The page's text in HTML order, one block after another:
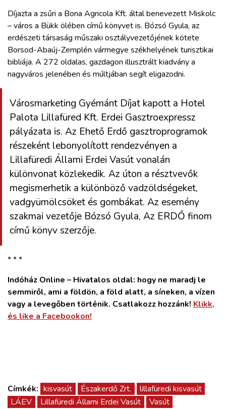
Díjazta a zsűri a Bona Agricola Kft. által benevezett Miskolc
– város a Bükk ölében című könyvet is. Bózsó Gyula, az
erdészeti társaság műszaki osztályvezetőjének kötete
Borsod-Abaúj-Zemplén vármegye székhelyének turisztikai
bibliája. A 272 oldalas, gazdagon illusztrált kiadvány a
nagyváros jelenében és múltjában segít eligazodni.
Városmarketing Gyémánt Díjat kapott a Hotel
Palota Lillafüred Kft. Erdei Gasztroexpressz
pályázata is. Az Ehető Erdő gasztroprogramok
részeként lebonyolított rendezvényen a
Lillafüredi Állami Erdei Vasút vonalán
különvonat közlekedik. Az úton a résztvevők
megismerhetik a különböző vadzöldségeket,
vadgyümölcsöket és gombákat. Az esemény
szakmai vezetője Bózsó Gyula, Az ERDŐ finom
című könyv szerzője.
* * *
Indóház Online – Hivatalos oldal: hogy ne maradj le
semmiről, ami a földön, a föld alatt, a síneken, a vízen
vagy a levegőben történik. Csatlakozz hozzánk! Klikk,
és like a Facebookon!
Címkék: kisvasút Északerdő Zrt.
lillafüredi kisvasút
LÁEV
Lillafüredi Állami Erdei Vasút
Vasút